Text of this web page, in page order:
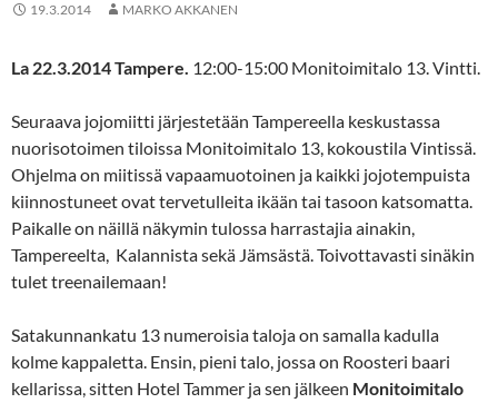
19.3.2014 MARKO AKKANEN
La 22.3.2014 Tampere. 12:00-15:00 Monitoimitalo 13. Vintti.
Seuraava jojomiitti järjestetään Tampereella keskustassa
nuorisotoimen tiloissa Monitoimitalo 13, kokoustila Vintissä.
Ohjelma on miitissä vapaamuotoinen ja kaikki jojotempuista
kiinnostuneet ovat tervetulleita ikään tai tasoon katsomatta.
Paikalle on näillä näkymin tulossa harrastajia ainakin,
Tampereelta, Kalannista sekä Jämsästä. Toivottavasti sinäkin
tulet treenailemaan!
Satakunnankatu 13 numeroisia taloja on samalla kadulla
kolme kappaletta. Ensin, pieni talo, jossa on Roosteri baari
kellarissa, sitten Hotel Tammer ja sen jälkeen Monitoimitalo